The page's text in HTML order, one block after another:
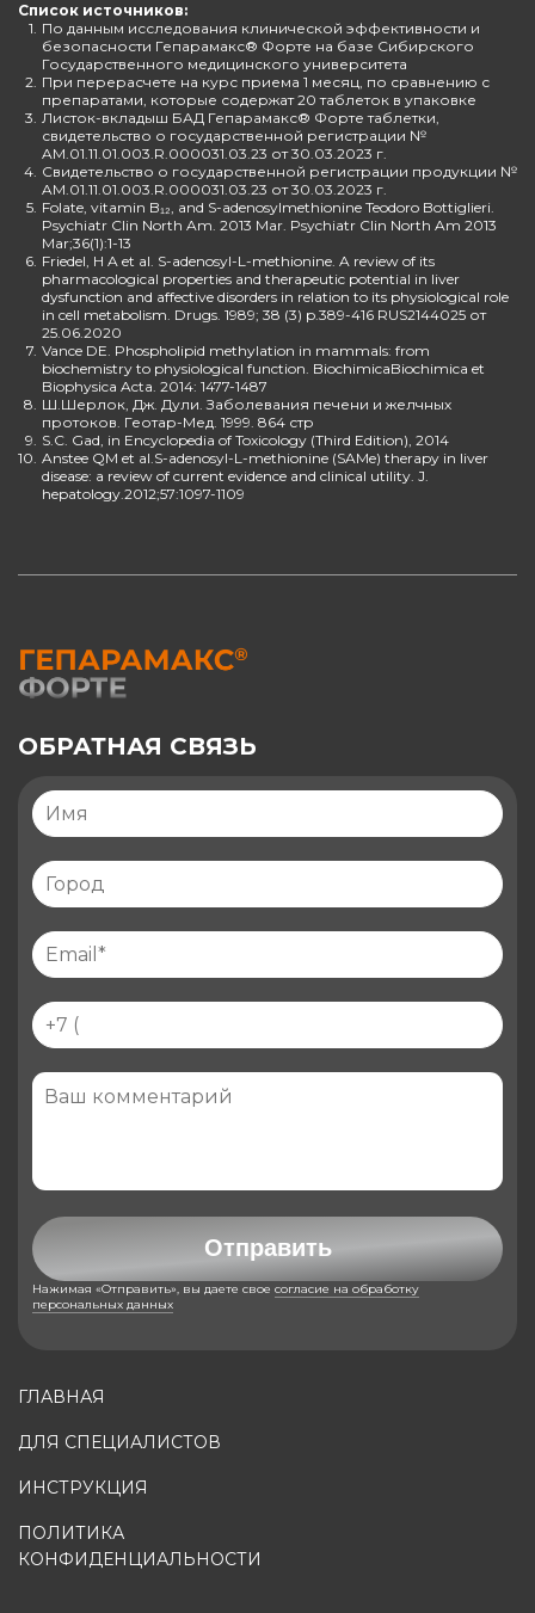
Список источников:
1. По данным исследования клинической эффективности и
безопасности Гепарамакс® Форте на базе Сибирского
Государственного медицинского университета
2. При перерасчете на курс приема 1 месяц, по сравнению с
препаратами, которые содержат 20 таблеток в упаковке
3. Листок-вкладыш БАД Гепарамакс® Форте таблетки,
свидетельство о государственной регистрации №
AM.01.11.01.003.R.000031.03.23 от 30.03.2023 г.
4. Свидетельство о государственной регистрации продукции №
AM.01.11.01.003.R.000031.03.23 от 30.03.2023 г.
5. Folate, vitamin B₁₂, and S-adenosylmethionine Teodoro Bottiglieri.
Psychiatr Clin North Am. 2013 Mar. Psychiatr Clin North Am 2013
Mar;36(1):1-13
6. Friedel, H A et al. S-adenosyl-L-methionine. A review of its
pharmacological properties and therapeutic potential in liver
dysfunction and affective disorders in relation to its physiological role
in cell metabolism. Drugs. 1989; 38 (3) p.389-416 RUS2144025 от
25.06.2020
7. Vance DE. Phospholipid methylation in mammals: from
biochemistry to physiological function. BiochimicaBiochimica et
Biophysica Acta. 2014: 1477-1487
8. Ш.Шерлок, Дж. Дули. Заболевания печени и желчных
протоков. Геотар-Мед. 1999. 864 стр
9. S.C. Gad, in Encyclopedia of Toxicology (Third Edition), 2014
10. Anstee QM et al.S-adenosyl-L-methionine (SAMe) therapy in liver
disease: a review of current evidence and clinical utility. J.
hepatology.2012;57:1097-1109
ГЛАВНАЯ
ДЛЯ СПЕЦИАЛИСТОВ
ИНСТРУКЦИЯ
ПОЛИТИКА
КОНФИДЕНЦИАЛЬНОСТИ
ОБРАТНАЯ СВЯЗЬ
Отправить
Нажимая «Отправить», вы даете свое согласие на обработку
персональных данных